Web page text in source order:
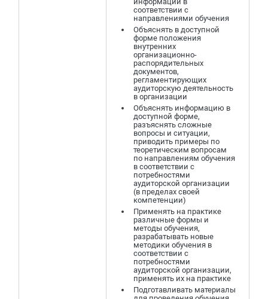
соответствии с
направлениями обучения
Объяснять в доступной
форме положения
внутренних
организационно-
распорядительных
документов,
регламентирующих
аудиторскую деятельность
в организации
Объяснять информацию в
доступной форме,
разъяснять сложные
вопросы и ситуации,
приводить примеры по
теоретическим вопросам
по направлениям обучения
в соответствии с
потребностями
аудиторской организации
(в пределах своей
компетенции)
Применять на практике
различные формы и
методы обучения,
разрабатывать новые
методики обучения в
соответствии с
потребностями
аудиторской организации,
применять их на практике
Подготавливать материалы